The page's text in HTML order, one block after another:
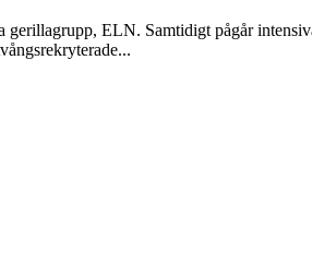
ELN. Samtidigt pågår